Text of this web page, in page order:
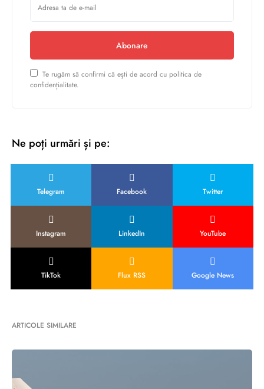
Abonare
Te rugăm să confirmi că ești de acord cu politica de
confidențialitate.
Ne poți urmări și pe:
Telegram Facebook Twitter
Instagram LinkedIn YouTube
TikTok Flux RSS Google News
ARTICOLE SIMILARE